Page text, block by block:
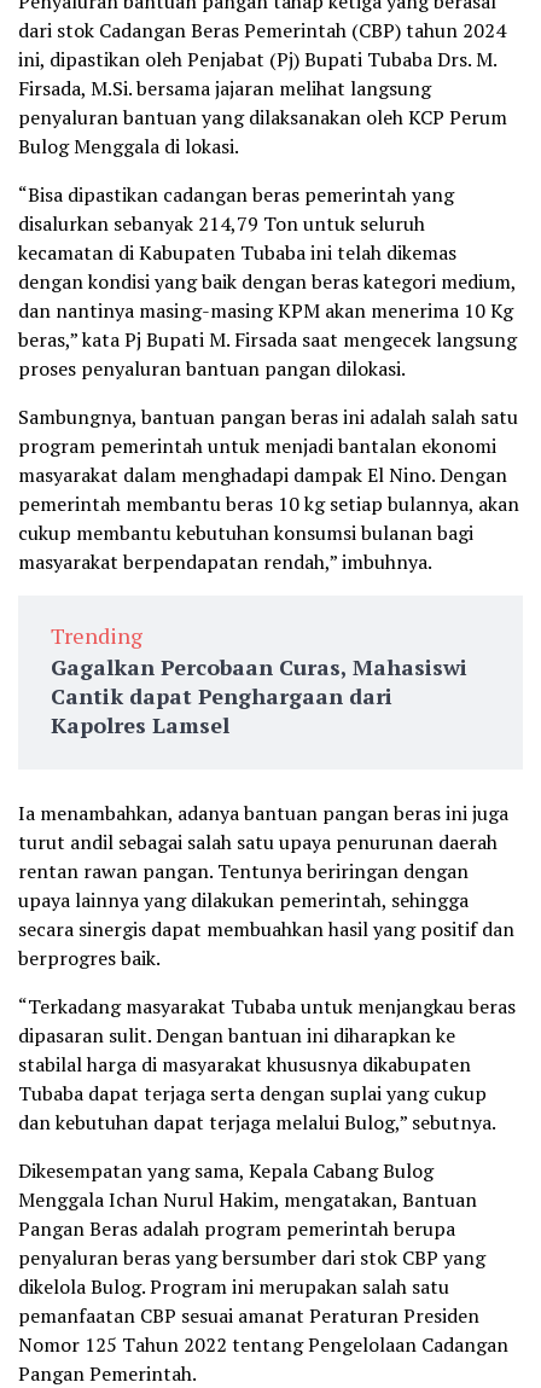
dari stok Cadangan Beras Pemerintah (CBP) tahun 2024
ini, dipastikan oleh Penjabat (Pj) Bupati Tubaba Drs. M.
Firsada, M.Si. bersama jajaran melihat langsung
penyaluran bantuan yang dilaksanakan oleh KCP Perum
Bulog Menggala di lokasi.
“Bisa dipastikan cadangan beras pemerintah yang
disalurkan sebanyak 214,79 Ton untuk seluruh
kecamatan di Kabupaten Tubaba ini telah dikemas
dengan kondisi yang baik dengan beras kategori medium,
dan nantinya masing-masing KPM akan menerima 10 Kg
beras,” kata Pj Bupati M. Firsada saat mengecek langsung
proses penyaluran bantuan pangan dilokasi.
Sambungnya, bantuan pangan beras ini adalah salah satu
program pemerintah untuk menjadi bantalan ekonomi
masyarakat dalam menghadapi dampak El Nino. Dengan
pemerintah membantu beras 10 kg setiap bulannya, akan
cukup membantu kebutuhan konsumsi bulanan bagi
masyarakat berpendapatan rendah,” imbuhnya.
Trending
Gagalkan Percobaan Curas, Mahasiswi
Cantik dapat Penghargaan dari
Kapolres Lamsel
Ia menambahkan, adanya bantuan pangan beras ini juga
turut andil sebagai salah satu upaya penurunan daerah
rentan rawan pangan. Tentunya beriringan dengan
upaya lainnya yang dilakukan pemerintah, sehingga
secara sinergis dapat membuahkan hasil yang positif dan
berprogres baik.
“Terkadang masyarakat Tubaba untuk menjangkau beras
dipasaran sulit. Dengan bantuan ini diharapkan ke
stabilal harga di masyarakat khususnya dikabupaten
Tubaba dapat terjaga serta dengan suplai yang cukup
dan kebutuhan dapat terjaga melalui Bulog,” sebutnya.
Dikesempatan yang sama, Kepala Cabang Bulog
Menggala Ichan Nurul Hakim, mengatakan, Bantuan
Pangan Beras adalah program pemerintah berupa
penyaluran beras yang bersumber dari stok CBP yang
dikelola Bulog. Program ini merupakan salah satu
pemanfaatan CBP sesuai amanat Peraturan Presiden
Nomor 125 Tahun 2022 tentang Pengelolaan Cadangan
Pangan Pemerintah.